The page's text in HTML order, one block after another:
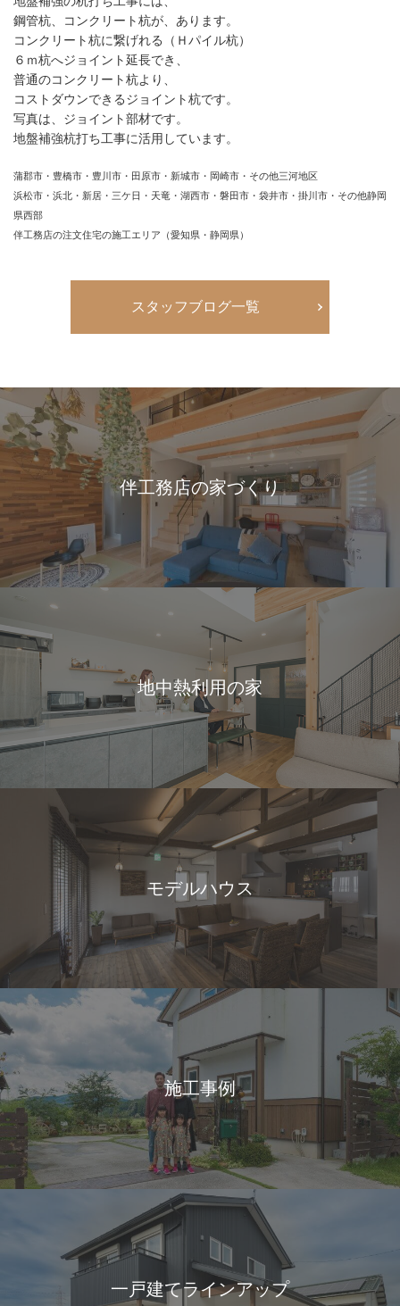
鋼管杭、コンクリート杭が、あります。
コンクリート杭に繋げれる（Ｈパイル杭）
６ｍ杭へジョイント延長でき、
普通のコンクリート杭より、
コストダウンできるジョイント杭です。
写真は、ジョイント部材です。
地盤補強杭打ち工事に活用しています。
蒲郡市・豊橋市・豊川市・田原市・新城市・岡崎市・その他三河地区
浜松市・浜北・新居・三ケ日・天竜・湖西市・磐田市・袋井市・掛川市・その他静岡
県西部
伴工務店の注文住宅の施工エリア（愛知県・静岡県）
スタッフブログ一覧
伴工務店の家づくり
地中熱利用の家
モデルハウス
施工事例
一戸建てラインアップ